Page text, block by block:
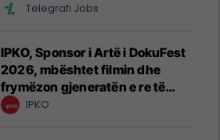
Telegrafi Jobs
IPKO, Sponsor i Artë i DokuFest
2026, mbështet filmin dhe
frymëzon gjeneratën e re të
krijuesve
IPKO